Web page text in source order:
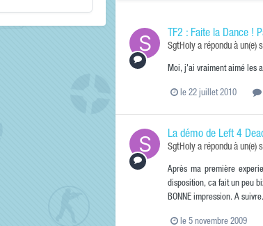
TF2 : Faite la Dance !
SgtHoly a répondu à un(e)
Moi, j'ai vraiment aimé les
le 22 juillet 2010
La démo de Left 4
SgtHoly a répondu à un(e)
Après ma première
disposition, ca fait un peu
BONNE impression. A
le 5 novembre 2009